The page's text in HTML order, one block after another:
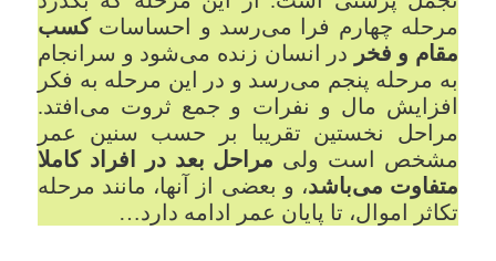
مرحله چهارم فرا می‌رسد و احساساتکسب
مقام و فخر در انسان زنده می‌شود و سرانجام
به مرحله پنجم می‌رسد و در این مرحله به فکر
افزایش مال و نفرات و جمع ثروت می‌افتد.
مراحل نخستین تقریبا بر حسب سنین عمر
مشخص است ولی مراحل بعد در افراد کاملا
متفاوت می‌باشد، و بعضی از آنها، مانند مرحله
تکاثر اموال، تا پایان عمر ادامه دارد…